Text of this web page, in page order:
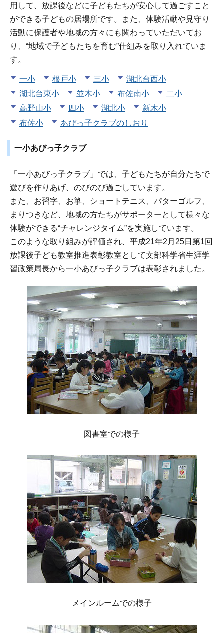
用して、放課後などに子どもたちが安心して過ごすこと
ができる子どもの居場所です。また、体験活動や見守り
活動に保護者や地域の方々にも関わっていただいてお
り、“地域で子どもたちを育む”仕組みを取り入れていま
す。
一小 根戸小 三小
湖北台西小
湖北台東小
並木小 布佐南小
二小
高野山小
四小 湖北小
新木小
布佐小
あびっ子クラブのしおり
一小あびっ子クラブ
「一小あびっ子クラブ」では、子どもたちが自分たちで
遊びを作りあげ、のびのび過ごしています。
また、お習字、お箏、ショートテニス、パターゴルフ、
まりつきなど、地域の方たちがサポーターとして様々な
体験ができる“チャレンジタイム”を実施しています。
このような取り組みが評価され、平成21年2月25日第1回
放課後子ども教室推進表彰教室として文部科学省生涯学
習政策局長から一小あびっ子クラブは表彰されました。
図書室での様子
メインルームでの様子